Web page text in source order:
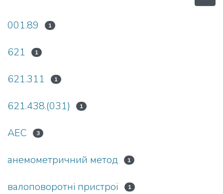
001.89 1
621 1
621.311 1
621.438.(031) 1
АЕС 3
анемометричний метод 1
валоповоротні пристрої 1